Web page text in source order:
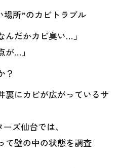
所”のカビトラブル
んだかカビ臭い…」
が…」
？
裏にカビが広がっているサ
ズ仙台では、
て壁の中の状態を調査